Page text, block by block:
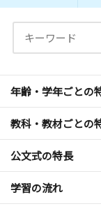
年齢・学年ごとの
教科・教材ごとの
公文式の特長
学習の流れ